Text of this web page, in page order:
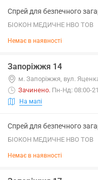
Спрей для безпечного
БІОКОН МЕДИЧНЕ НВО ТОВ
Немає в наявності
Запоріжжя 14
м. Запоріжжя, вул.
Зачинено. Пн-Нд: 08:00-
На мапі
Спрей для безпечного
БІОКОН МЕДИЧНЕ НВО ТОВ
Немає в наявності